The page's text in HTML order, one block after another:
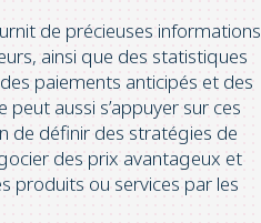
de précieuses informations
ainsi que des statistiques
paiements anticipés et des
peut aussi s’appuyer sur ces
de définir des stratégies de
des prix avantageux et
produits ou services par les